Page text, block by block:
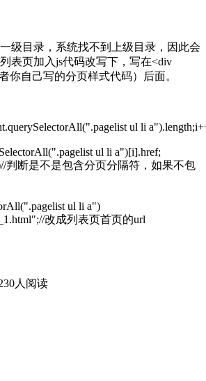
级目录，系统找不到上级目录，因此会
表页加入js代码改写下，写在<div
你自己写的分页样式代码）后面。
ul li
ul li a")[i].href;
判断是不是包含分页分隔符，如果不包
ul li a")
改成列表页首页的url
人阅读